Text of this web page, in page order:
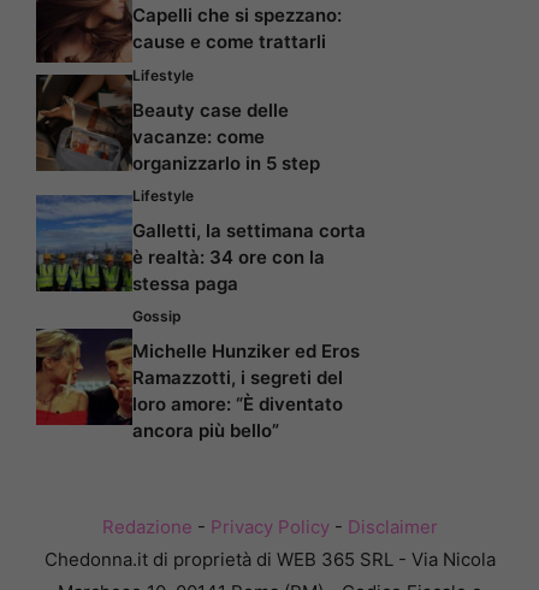
Capelli che si spezzano:
cause e come trattarli
Lifestyle
Beauty case delle
vacanze: come
organizzarlo in 5 step
Lifestyle
Galletti, la settimana corta
è realtà: 34 ore con la
stessa paga
Gossip
Michelle Hunziker ed Eros
Ramazzotti, i segreti del
loro amore: “È diventato
ancora più bello”
Redazione - Privacy Policy- Disclaimer
Chedonna.it di proprietà di WEB 365 SRL - Via Nicola